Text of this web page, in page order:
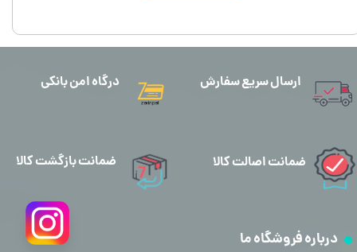
ارسال سریع سفارش
درباره فروشگاه ما
درگاه امن بانکی
ضمانت اصالت کالا ضمانت بازگشت کالا